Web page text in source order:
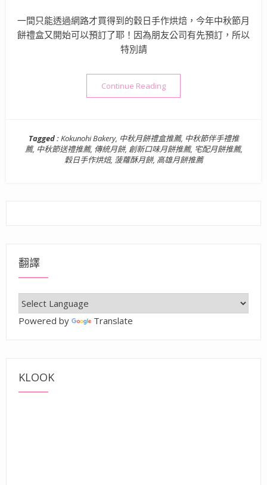
一間只能透過網路才買得到的穀日手作烘焙，今年中秋節月
餅禮盒又開始可以預訂了耶！因為朋友公司有先預訂，所以
特別請
Continue Reading“中秋禮盒 宅配美食》穀日
Tagged :Kokunohi Bakery, 中秋月餅禮盒推薦, 中秋節伴手禮推
薦, 中秋節送禮推薦, 傳統月餅, 創新口味月餅推薦, 宅配月餅推薦,
穀日手作烘焙, 菠蘿酥月餅, 高雄月餅推薦
翻譯
Powered by Translate
KLOOK